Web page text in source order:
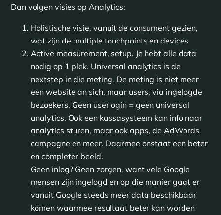
Dan volgen visies op Analytics:
Holistische visie, vanuit de consument gezien,
wat zijn de multiple touchpoints en devices
Active measurement, setup. Je hebt alle data
nodig op 1 plek. Universal analytics is de
nextstep in die meting. De meting is niet meer
een website an sich, maar users, via ingelogde
bezoekers. Geen userlogin = geen universal
analytics. Ook een kassasysteem kan info naar
analytics sturen, maar ook apps, de AdWords
campagne en meer. Daarmee onstaat een beter
en completer beeld.
Geen inlog? Geen zorgen, want vele Google
mensen zijn ingelogd en op die manier gaat er
vanuit Google steeds meer data beschikbaar
komen waarmee resultaat beter kan worden